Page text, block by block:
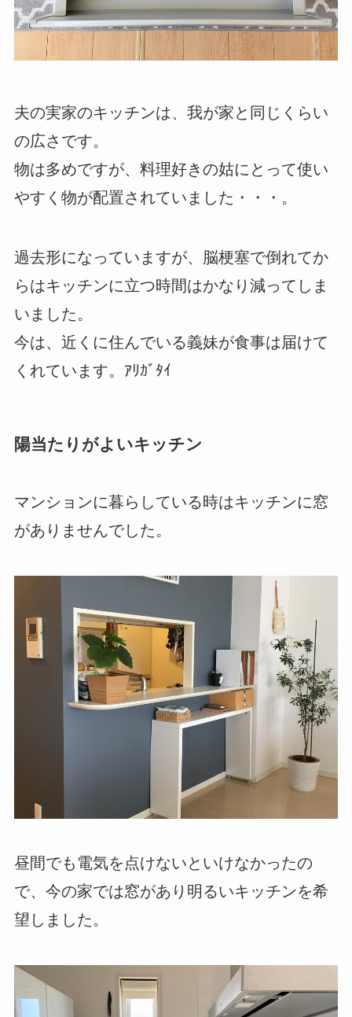
夫の実家のキッチンは、我が家と同じくらい
の広さです。
物は多めですが、料理好きの姑にとって使い
やすく物が配置されていました・・・。
過去形になっていますが、脳梗塞で倒れてか
らはキッチンに立つ時間はかなり減ってしま
いました。
今は、近くに住んでいる義妹が食事は届けて
くれています。ｱﾘｶﾞﾀｲ
陽当たりがよいキッチン
マンションに暮らしている時はキッチンに窓
がありませんでした。
昼間でも電気を点けないといけなかったの
で、今の家では窓があり明るいキッチンを希
望しました。